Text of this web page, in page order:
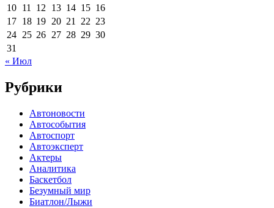
10 11 12 13 14 15 16
17 18 19 20 21 22 23
24 25 26 27 28 29 30
31
« Июл
Рубрики
Автоновости
Автособытия
Автоспорт
Автоэксперт
Актеры
Аналитика
Баскетбол
Безумный мир
Биатлон/Лыжи